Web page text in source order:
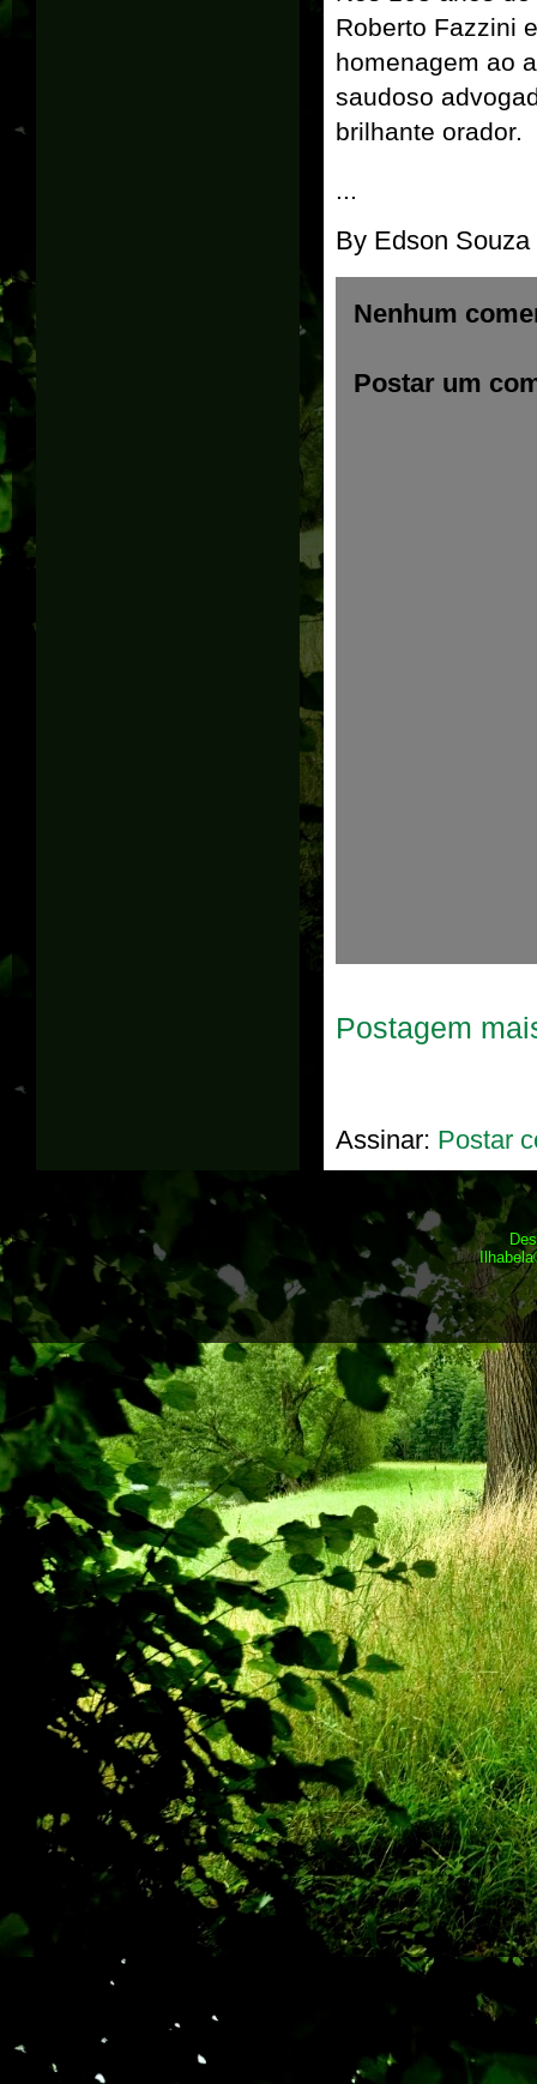
Roberto Fazzini
homenagem ao
saudoso
brilhante orador.
...
By Edson Souza
Nenhum
Postar um
Postagem
Assinar: Postar